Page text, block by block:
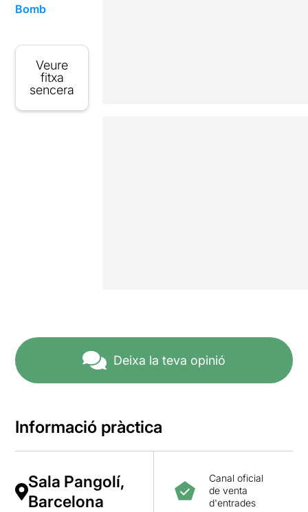
Bomb
Veure
fitxa
sencera
Deixa la teva opinió
Informació pràctica
Sala Pangolí,
Barcelona
Canal oficial
de venta
d'entrades